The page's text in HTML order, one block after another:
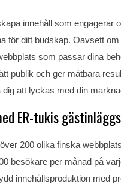
innehåll som engagerar
för ditt budskap. Oavsett
som passar dina
publik och ger mätbara
dig att lyckas med din
ER-tukis
200 olika finska
besökare per månad på
innehållsproduktion med